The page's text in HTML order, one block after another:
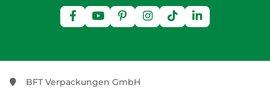
BFT Verpackungen GmbH